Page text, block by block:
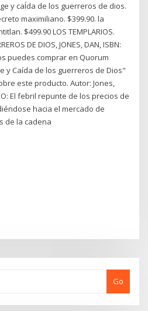
y caÍda de los guerreros de dios.
maximiliano. $399.90. la
$499.90 LOS TEMPLARIOS.
DE DIOS, JONES, DAN, ISBN:
puedes comprar en Quorum
y Caída de los guerreros de Dios"
este producto. Autor: Jones,
El febril repunte de los precios de
hacia el mercado de
de la cadena
Go